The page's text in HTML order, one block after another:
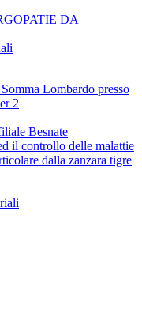
DA
Lombardo presso
2
Besnate
il controllo delle malattie
dalla zanzara tigre